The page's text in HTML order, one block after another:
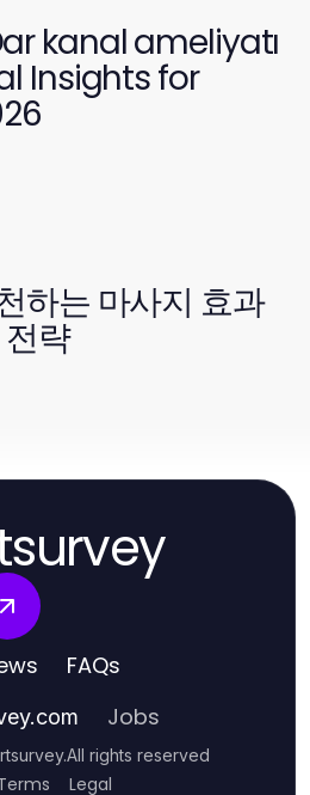
kanal ameliyatı
Insights for
하는 마사지 효과
략
FAQs
Jobs
.All rights reserved
Legal